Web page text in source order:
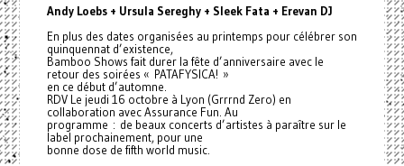
Andy Loebs + Ursula Sereghy + Sleek Fata + Erevan DJ
En plus des dates organisées au printemps pour célébrer son
quinquennat d’existence,
Bamboo Shows fait durer la fête d’anniversaire avec le
retour des soirées « PATAFYSICA! »
en ce début d’automne.
RDV Le jeudi 16 octobre à Lyon (Grrrnd Zero) en
collaboration avec Assurance Fun. Au
programme : de beaux concerts d’artistes à paraître sur le
label prochainement, pour une
bonne dose de fifth world music.